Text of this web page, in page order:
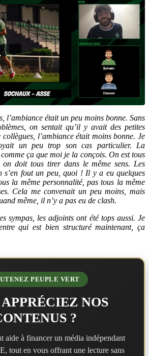
l’ambiance était un peu moins bonne. Sans
on sentait qu’il y avait des petites
l’ambiance était moins bonne. Je
un peu trop son cas particulier. La
ça que moi je la conçois. On est tous
on doit tous tirer dans le même sens. Les
s’en fout un peu, quoi ! Il y a eu quelques
la même personnalité, pas tous la même
Cela me convenait un peu moins, mais
même, il n’y a pas eu de clash.
sympas, les adjoints ont été tops aussi. Je
qui est bien structuré maintenant, ça
PEUPLE VERT
NOS
?
aide à financer un média indépendant
tout en vous offrant une lecture sans